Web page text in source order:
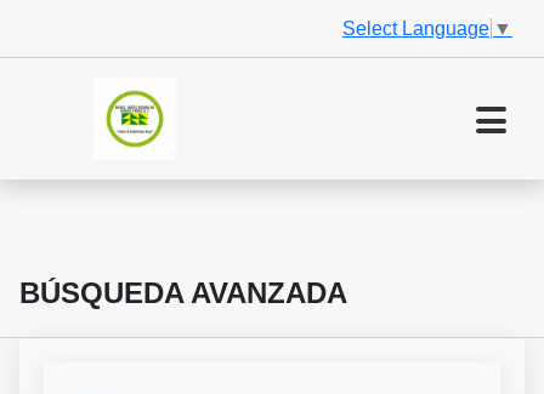
Select Language ▼
BÚSQUEDA AVANZADA